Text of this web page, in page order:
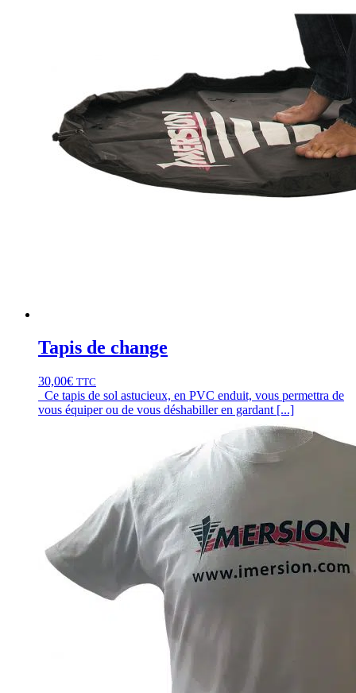
Tapis de change
30,00€ TTC
Ce tapis de sol astucieux, en PVC enduit, vous permettra de
vous équiper ou de vous déshabiller en gardant [...]